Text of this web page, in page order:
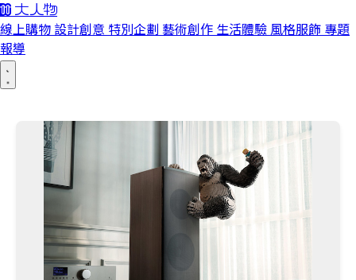
線上購物 設計創意 特別企劃 藝術創作 生活體驗 風格服飾 專題
報導